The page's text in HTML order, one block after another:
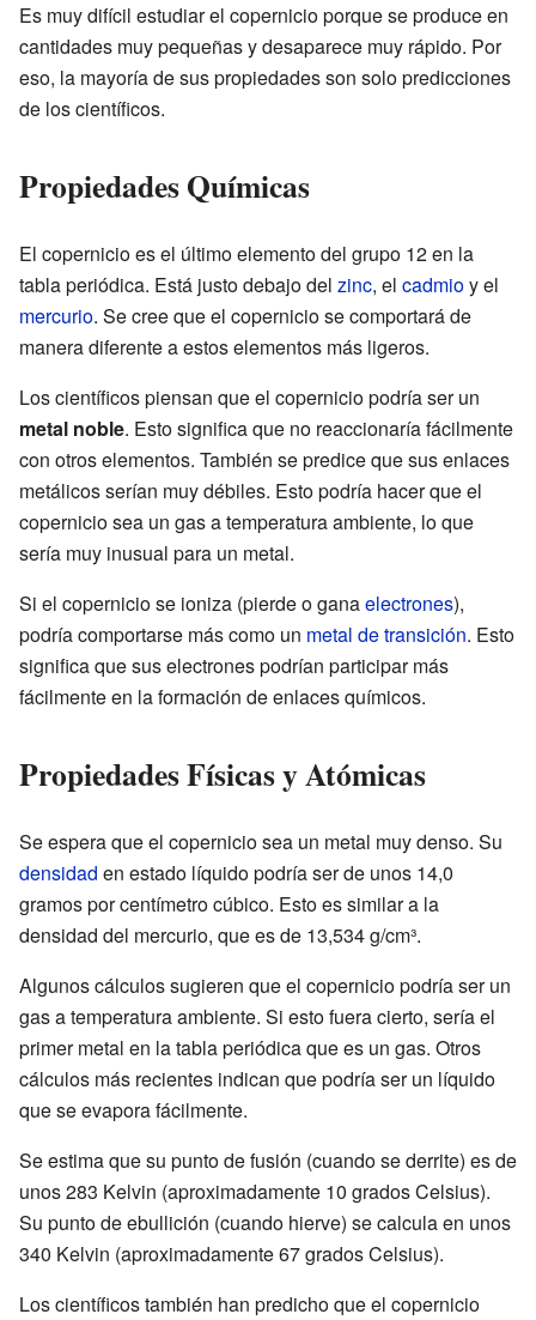
Es muy difícil estudiar el copernicio porque se produce en
cantidades muy pequeñas y desaparece muy rápido. Por
eso, la mayoría de sus propiedades son solo predicciones
de los científicos.
Propiedades Químicas
El copernicio es el último elemento del grupo 12 en la
tabla periódica. Está justo debajo del zinc, el cadmioy el
mercurio. Se cree que el copernicio se comportará de
manera diferente a estos elementos más ligeros.
Los científicos piensan que el copernicio podría ser un
metal noble. Esto significa que no reaccionaría fácilmente
con otros elementos. También se predice que sus enlaces
metálicos serían muy débiles. Esto podría hacer que el
copernicio sea un gas a temperatura ambiente, lo que
sería muy inusual para un metal.
Si el copernicio se ioniza (pierde o ganaelectrones),
podría comportarse más como un metal de transición. Esto
significa que sus electrones podrían participar más
fácilmente en la formación de enlaces químicos.
Propiedades Físicas y Atómicas
Se espera que el copernicio sea un metal muy denso. Su
densidad en estado líquido podría ser de unos 14,0
gramos por centímetro cúbico. Esto es similar a la
densidad del mercurio, que es de 13,534 g/cm³.
Algunos cálculos sugieren que el copernicio podría ser un
gas a temperatura ambiente. Si esto fuera cierto, sería el
primer metal en la tabla periódica que es un gas. Otros
cálculos más recientes indican que podría ser un líquido
que se evapora fácilmente.
Se estima que su punto de fusión (cuando se derrite) es de
unos 283 Kelvin (aproximadamente 10 grados Celsius).
Su punto de ebullición (cuando hierve) se calcula en unos
340 Kelvin (aproximadamente 67 grados Celsius).
Los científicos también han predicho que el copernicio